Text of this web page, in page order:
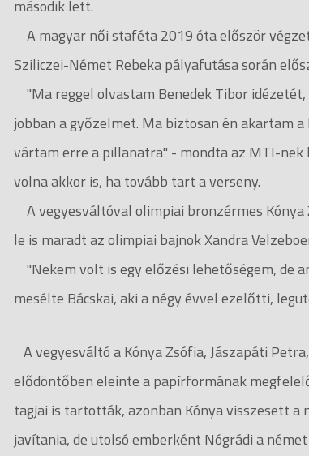
második lett.
A magyar női staféta 2019 óta először
Sziliczei-Német Rebeka pályafutása során
"Ma reggel olvastam Benedek Tibor
jobban a győzelmet. Ma biztosan én akartam
vártam erre a pillanatra" - mondta az MTI-
volna akkor is, ha tovább tart a verseny.
A vegyesváltóval olimpiai bronzérmes
le is maradt az olimpiai bajnok Xandra
"Nekem volt is egy előzési lehetőségem, de
mesélte Bácskai, aki a négy évvel ezelőtti,
A vegyesváltó a Kónya Zsófia, Jászapáti
elődöntőben eleinte a papírformának
tagjai is tartották, azonban Kónya visszesett a
javítania, de utolsó emberként Nógrádi a